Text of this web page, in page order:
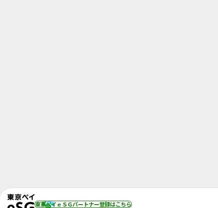
東京ベイｅＳＧパートナー登録はこちら